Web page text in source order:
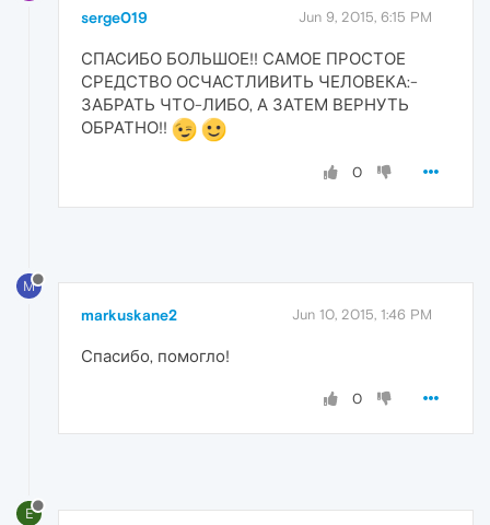
serge019 Jun 9, 2015, 6:15 PM
СПАСИБО БОЛЬШОЕ!! САМОЕ ПРОСТОЕ
СРЕДСТВО ОСЧАСТЛИВИТЬ ЧЕЛОВЕКА:-
ЗАБРАТЬ ЧТО-ЛИБО, А ЗАТЕМ ВЕРНУТЬ
ОБРАТНО!!
0
M
markuskane2 Jun 10, 2015, 1:46 PM
Спасибо, помогло!
0
E